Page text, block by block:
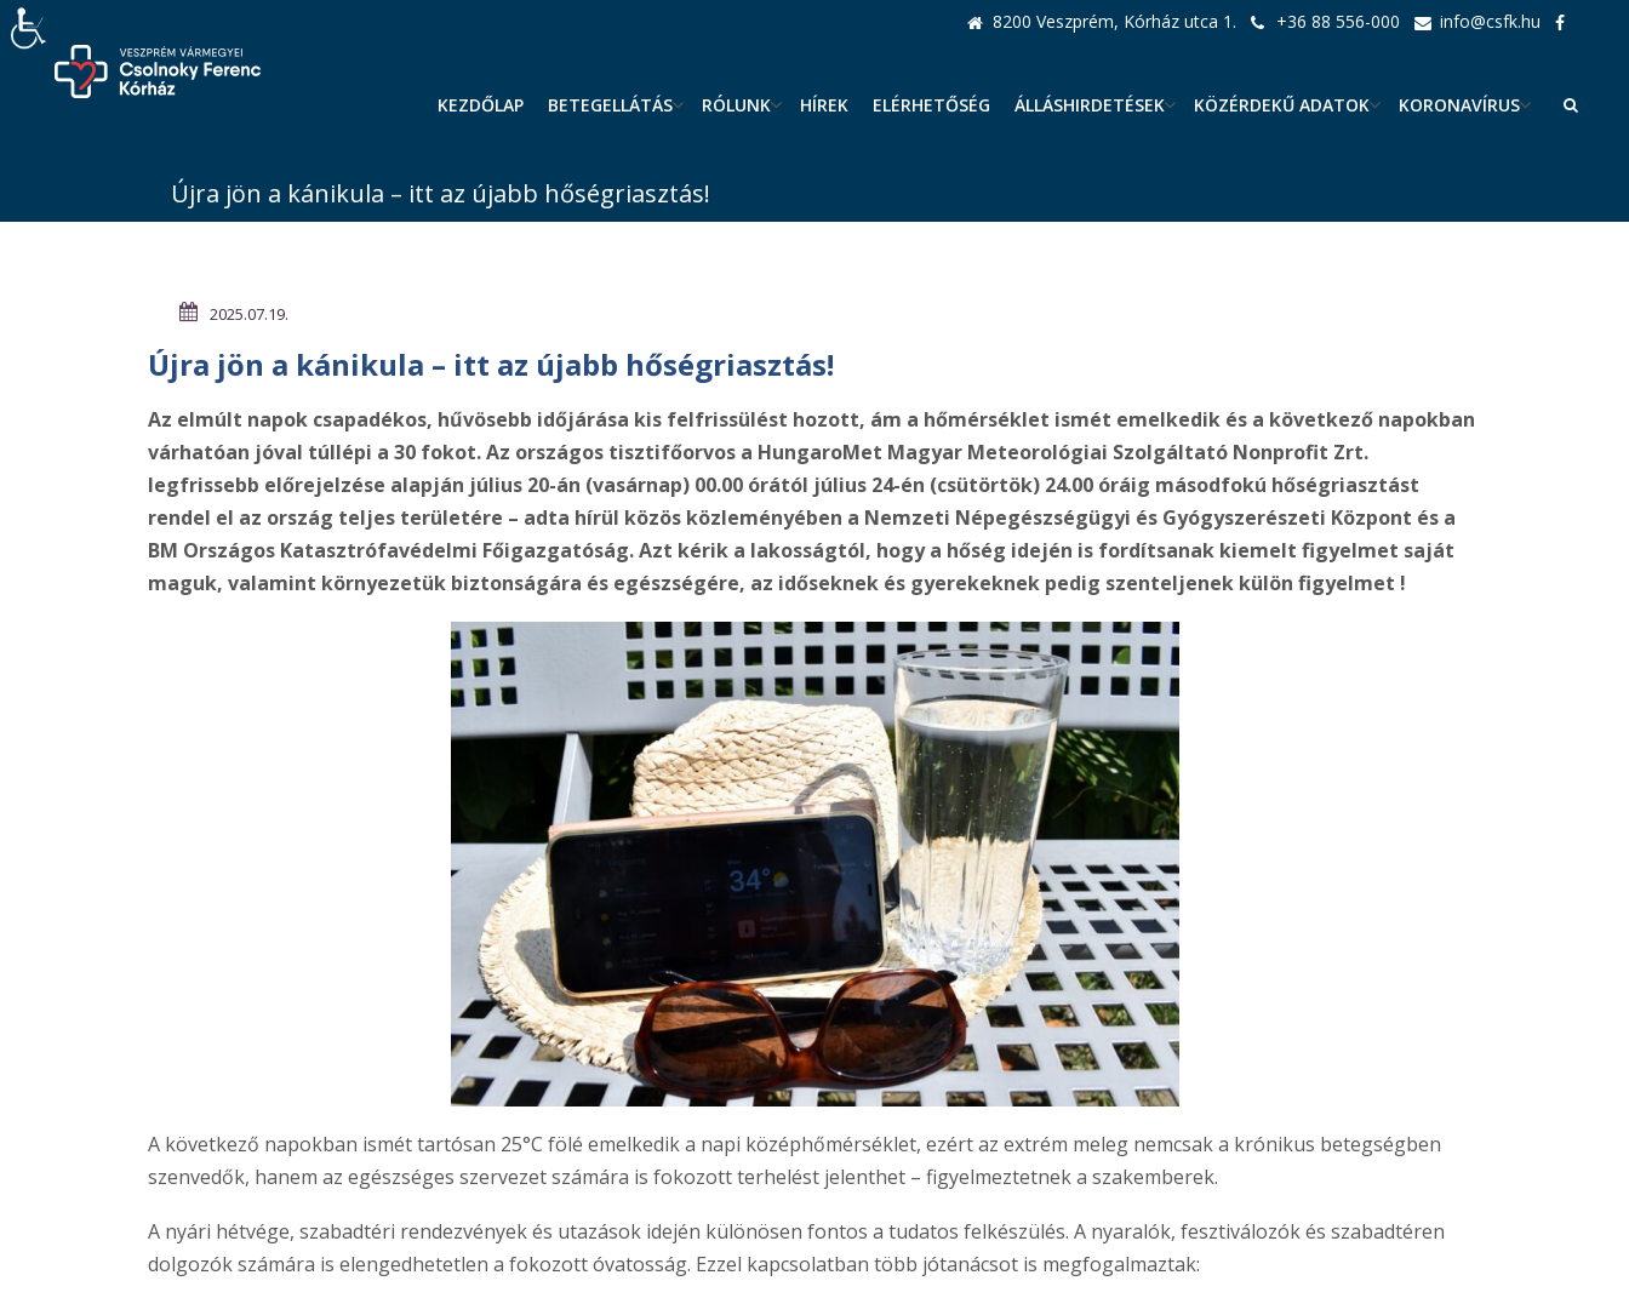
8200 Veszprém, Kórház utca 1. +36 88 556-000 info@csfk.hu
KEZDŐLAP BETEGELLÁTÁS RÓLUNK HÍREK ELÉRHETŐSÉG ÁLLÁSHIRDETÉSEK KÖZÉRDEKŰ ADATOK KORONAVÍRUS
Újra jön a kánikula – itt az újabb hőségriasztás!
2025.07.19.
Újra jön a kánikula – itt az újabb hőségriasztás!
Az elmúlt napok csapadékos, hűvösebb időjárása kis felfrissülést hozott, ám a hőmérséklet ismét emelkedik és a következő napokban
várhatóan jóval túllépi a 30 fokot.Az országos tisztifőorvos a HungaroMet Magyar Meteorológiai Szolgáltató Nonprofit Zrt.
legfrissebb előrejelzése alapján július 20-án (vasárnap) 00.00 órától július 24-én (csütörtök) 24.00 óráig másodfokú hőségriasztást
rendel el az ország teljes területére – adta hírül közös közleményében a Nemzeti Népegészségügyi és Gyógyszerészeti Központ és a
BM Országos Katasztrófavédelmi Főigazgatóság. Azt kérik a lakosságtól, hogy a hőség idején is fordítsanak kiemelt figyelmet saját
maguk, valamint környezetük biztonságára és egészségére, az időseknek és gyerekeknek pedig szenteljenek külön figyelmet !
A következő napokban ismét tartósan 25°C fölé emelkedik a napi középhőmérséklet, ezért az extrém meleg nemcsak a krónikus betegségben
szenvedők, hanem az egészséges szervezet számára is fokozott terhelést jelenthet – figyelmeztetnek a szakemberek.
A nyári hétvége, szabadtéri rendezvények és utazások idején különösen fontos a tudatos felkészülés. A nyaralók, fesztiválozók és szabadtéren
dolgozók számára is elengedhetetlen a fokozott óvatosság. Ezzel kapcsolatban több jótanácsot is megfogalmaztak: